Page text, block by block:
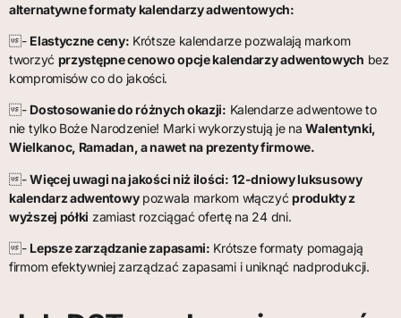
alternatywne formaty kalendarzy adwentowych:
- Elastyczne ceny: Krótsze kalendarze pozwalają markom
tworzyć przystępne cenowo opcje kalendarzy adwentowych bez
kompromisów co do jakości.
- Dostosowanie do różnych okazji: Kalendarze adwentowe to
nie tylko Boże Narodzenie! Marki wykorzystują je naWalentynki,
Wielkanoc, Ramadan, a nawet na prezenty firmowe.
-Więcej uwagi na jakości niż ilości: 12-dniowy luksusowy
kalendarz adwentowypozwala markom włączyćprodukty z
wyższej półki zamiast rozciągać ofertę na 24 dni.
- Lepsze zarządzanie zapasami: Krótsze formaty pomagają
firmom efektywniej zarządzać zapasami i uniknąć nadprodukcji.